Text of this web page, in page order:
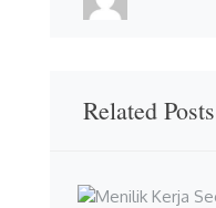
Related Posts